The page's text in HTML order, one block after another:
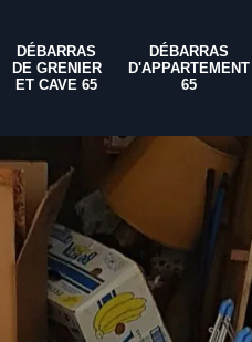
DÉBARRAS
DE GRENIER
ET CAVE 65
DÉBARRAS
D'APPARTEMENT
65